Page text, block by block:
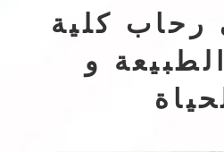
رحاب كلية
و